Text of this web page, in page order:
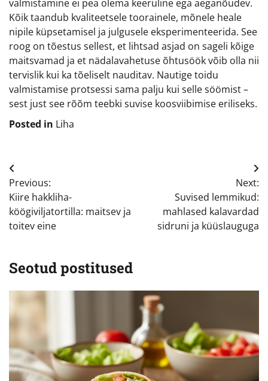
valmistamine ei pea olema keeruline ega aeganõudev.
Kõik taandub kvaliteetsele toorainele, mõnele heale
nipile küpsetamisel ja julgusele eksperimenteerida. See
roog on tõestus sellest, et lihtsad asjad on sageli kõige
maitsvamad ja et nädalavahetuse õhtusöök võib olla nii
tervislik kui ka tõeliselt nauditav. Nautige toidu
valmistamise protsessi sama palju kui selle söömist –
sest just see rõõm teebki suvise koosviibimise eriliseks.
Posted in Liha
Navigeerimine
Previous:
Kiire hakkliha-
köögiviljatortilla: maitsev ja
toitev eine
Next:
Suvised lemmikud:
mahlased kalavardad
sidruni ja küüslauguga
Seotud postitused